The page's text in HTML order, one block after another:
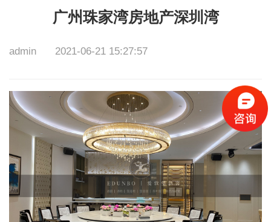
广州珠家湾房地产深圳湾
admin 2021-06-21 15:27:57